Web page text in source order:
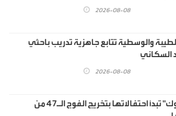
2026-08-08
والوسطية تتابع جاهزية تدريب باحثي
السكاني
2026-08-08
"اليرموك" تبدأ احتفالاتها بتخريج الفوج الـ47 من